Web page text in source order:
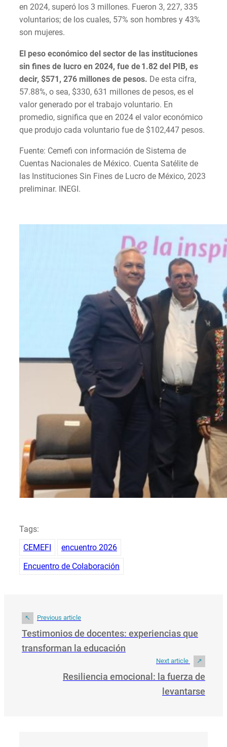
en 2024, superó los 3 millones. Fueron 3, 227, 335
voluntarios; de los cuales, 57% son hombres y 43%
son mujeres.
El peso económico del sector de las instituciones
sin fines de lucro en 2024, fue de 1.82 del PIB, es
decir, $571, 276 millones de pesos. De esta cifra,
57.88%, o sea, $330, 631 millones de pesos, es el
valor generado por el trabajo voluntario. En
promedio, significa que en 2024 el valor económico
que produjo cada voluntario fue de $102,447 pesos.
Fuente: Cemefi con información de Sistema de
Cuentas Nacionales de México. Cuenta Satélite de
las Instituciones Sin Fines de Lucro de México, 2023
preliminar. INEGI.
Tags:
CEMEFI
encuentro 2026
Encuentro de Colaboración
Previous article
Testimonios de docentes: experiencias que
transforman la educación
Next article
Resiliencia emocional: la fuerza de
levantarse